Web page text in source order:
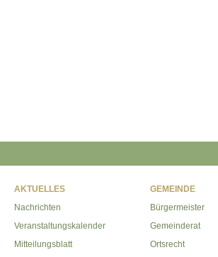
AKTUELLES
Nachrichten
Veranstaltungskalender
Mitteilungsblatt
GEMEINDE
Bürgermeister
Gemeinderat
Ortsrecht